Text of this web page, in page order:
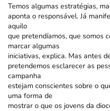
Temos algumas estratégias,
aponta o responsável. Já
aquilo
que pretendíamos, que somos
marcar algumas
iniciativas, explica. Mas antes
pretendemos esclarecer as
campanha
estejam conscientes sobre o
uma forma de
mostrar o que os jovens da